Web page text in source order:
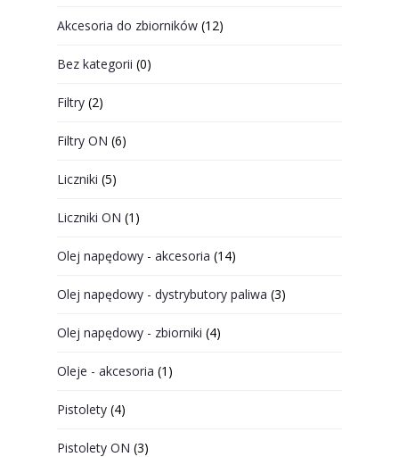
Akcesoria do zbiorników (12)
Bez kategorii (0)
Filtry (2)
Filtry ON (6)
Liczniki (5)
Liczniki ON (1)
Olej napędowy - akcesoria (14)
Olej napędowy - dystrybutory paliwa (3)
Olej napędowy - zbiorniki (4)
Oleje - akcesoria (1)
Pistolety (4)
Pistolety ON (3)